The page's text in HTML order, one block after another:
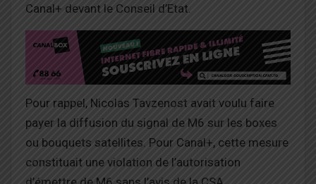
Canal+ devant le Conseil d’Etat.
Pour rappel, Nicolas Tavzenost avait voulu faire
payer la diffusion du signal de M6 sur les boxes
ou bouquets satellites. Pour Canal+, cette mesure
constituait une violation de l’autorisation